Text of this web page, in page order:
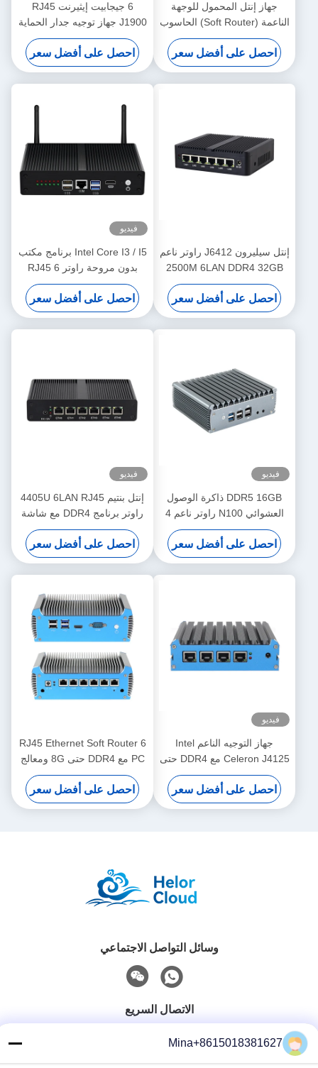
جهاز إنتل المحمول للوجهة
الناعمة (Soft Router) الحاسوب
المصغر LPDDR4x مع أربع
شبكات محلية 2.5G
احصل على أفضل سعر
6 جيجابيت إيثيرنت RJ45
J1900 جهاز توجيه جدار الحماية
أوبونتو جهاز توجيه سطح
المكتب مع الواي فاي
احصل على أفضل سعر
إنتل سيليرون J6412 راوتر ناعم
2500M 6LAN DDR4 32GB
HD Display ميني بي سي
احصل على أفضل سعر
فيديو
Intel Core I3 / I5 برنامج مكتب
بدون مروحة راوتر 6 RJ45
LAN DDR3 8GB ذاكرة
الوصول العشوائي
احصل على أفضل سعر
فيديو
DDR5 16GB ذاكرة الوصول
العشوائي N100 راوتر ناعم 4
LAN جدار الحماية ميني جهاز
جهاز كمبيوتر مع لينكس للمكتب
المنزلي
احصل على أفضل سعر
فيديو
إنتل بنتيم 4405U 6LAN RJ45
راوتر برنامج DDR4 مع شاشة
عرض مزدوجة
احصل على أفضل سعر
فيديو
جهاز التوجيه الناعم Intel
Celeron J4125 مع DDR4 حتى
8G أربعة جيجابيت إثنتر
PFsense
احصل على أفضل سعر
6 RJ45 Ethernet Soft Router
PC مع DDR4 حتى 8G ومعالج
Intel Celeron 3865U
احصل على أفضل سعر
وسائل التواصل الاجتماعي
الاتصال السريع
تيل
Mina+8615018381627